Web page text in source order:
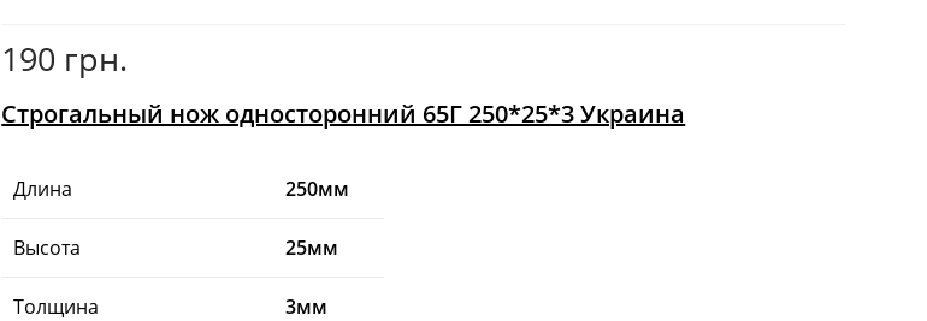
190 грн.
Строгальный нож односторонний 65Г 250*25*3 Украина
Длина 250мм
Высота 25мм
Толщина 3мм